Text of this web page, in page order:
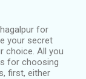
for
your secret
choice. All you
for choosing
first, either